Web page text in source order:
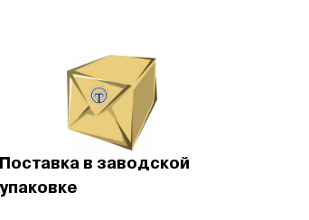
Поставка в заводской
упаковке